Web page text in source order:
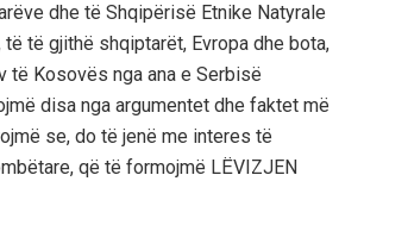
dhe të Shqipërisë Etnike Natyrale
të gjithë shqiptarët, Evropa dhe bota,
të Kosovës nga ana e Serbisë
disa nga argumentet dhe faktet më
se, do të jenë me interes të
që të formojmë LËVIZJEN